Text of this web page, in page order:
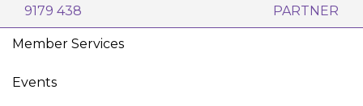
9179 438
PARTNER
Member Services
Events